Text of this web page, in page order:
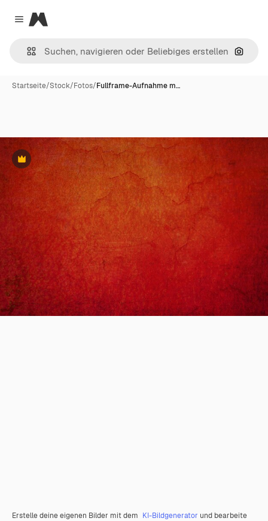
Close menu
Magnific
Nach
Startseite/Stock/Fotos/Fullframe-Aufnahme m…
Premium
Erstelle deine eigenen Bilder mit dem KI-Bildgenerator und bearbeite